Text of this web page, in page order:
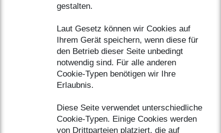
gestalten.
Laut Gesetz können wir Cookies auf
Ihrem Gerät speichern, wenn diese für
den Betrieb dieser Seite unbedingt
notwendig sind. Für alle anderen
Cookie-Typen benötigen wir Ihre
Erlaubnis.
Diese Seite verwendet unterschiedliche
Cookie-Typen. Einige Cookies werden
von Drittparteien platziert, die auf